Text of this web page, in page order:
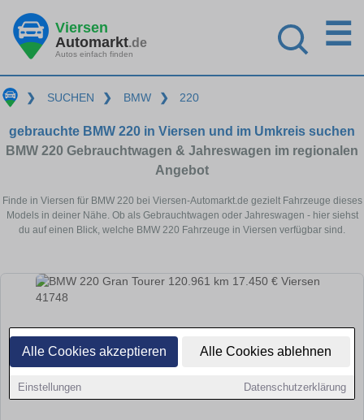
Alle Cookies akzeptieren Alle Cookies ablehnen
Einstellungen Datenschutzerklärung
Viersen
Automarkt.de
Autos einfach finden
☰
❯ SUCHEN ❯ BMW ❯ 220
gebrauchte BMW 220 in Viersen und im Umkreis suchen
BMW 220 Gebrauchtwagen & Jahreswagen im regionalen
Angebot
Finde in Viersen für BMW 220 bei Viersen-Automarkt.de gezielt Fahrzeuge dieses
Models in deiner Nähe. Ob als Gebrauchtwagen oder Jahreswagen - hier siehst
du auf einen Blick, welche BMW 220 Fahrzeuge in Viersen verfügbar sind.